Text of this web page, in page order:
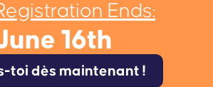
Ends:
16th
toi dès maintenant !